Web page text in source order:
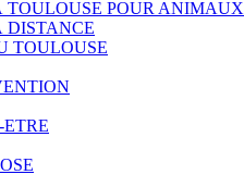
TOULOUSE POUR ANIMAUX
DISTANCE
TOULOUSE